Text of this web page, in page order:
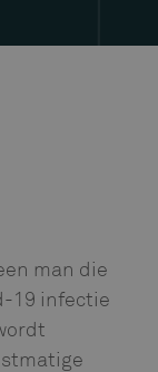
man die
19 infectie